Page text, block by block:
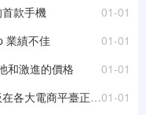
01-01
款手機
01-01
業績不佳
01-01
和激進的價格
01-01
商平臺正式開啟預售